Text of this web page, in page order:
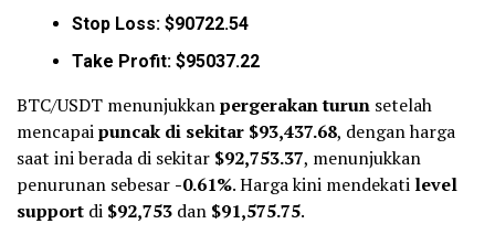
Stop Loss: $90722.54
Take Profit: $95037.22
BTC/USDT menunjukkanpergerakan turun setelah
mencapaipuncak di sekitar $93,437.68, dengan harga
saat ini berada di sekitar $92,753.37, menunjukkan
penurunan sebesar -0.61%. Harga kini mendekati level
support di $92,753 dan $91,575.75.